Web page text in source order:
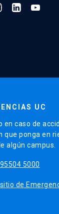
UC
en caso de
que ponga en
algún campus.
5000
sitio de